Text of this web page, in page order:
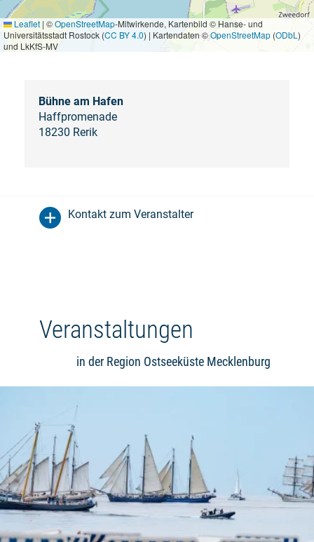
Leaflet | ©OpenStreetMap-Mitwirkende, Kartenbild © Hanse- und
Universitätsstadt Rostock (CC BY 4.0) | Kartendaten ©OpenStreetMap (ODbL )
und LkKfS-MV
Bühne am Hafen
Haffpromenade
18230 Rerik
Kontakt zum Veranstalter
Veranstaltungen
in der Region Ostseeküste Mecklenburg